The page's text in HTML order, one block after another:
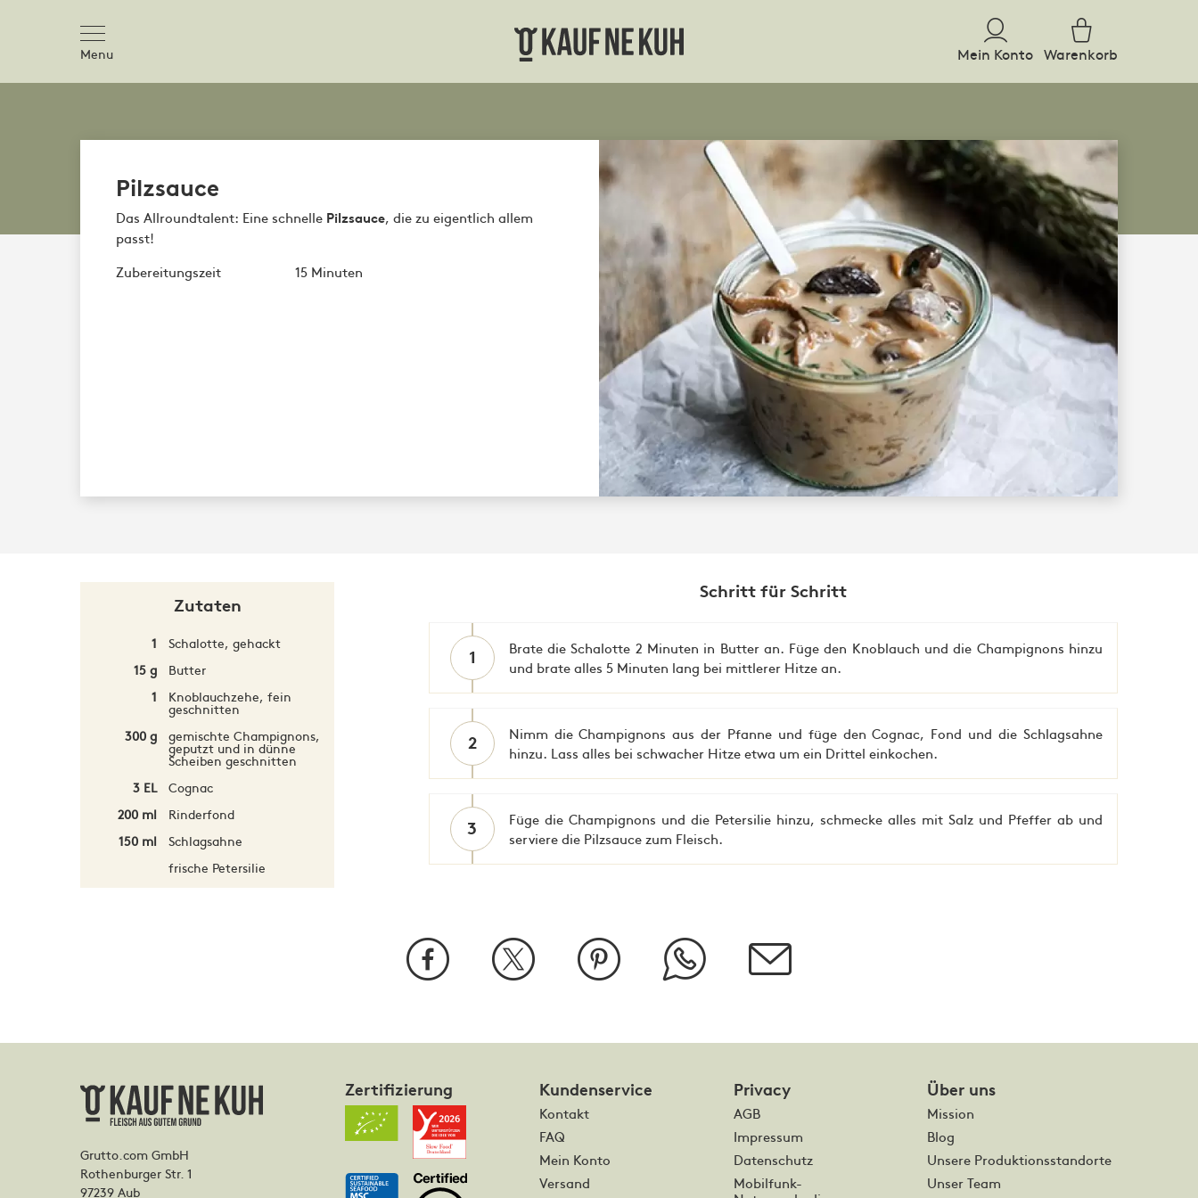
Menu Mein Konto Warenkorb
Pilzsauce
Das Allroundtalent: Eine schnelle Pilzsauce, die zu eigentlich allem
passt!
Zubereitungszeit
15 Minuten
Zutaten
1
Schalotte, gehackt
15 g
Butter
1
Knoblauchzehe, fein
geschnitten
300 g
gemischte Champignons,
geputzt und in dünne
Scheiben geschnitten
3 EL
Cognac
200 ml
Rinderfond
150 ml
Schlagsahne
frische Petersilie
Schritt für Schritt
1
Brate die Schalotte 2 Minuten in Butter an. Füge den Knoblauch und die Champignons hinzu
und brate alles 5 Minuten lang bei mittlerer Hitze an.
2
Nimm die Champignons aus der Pfanne und füge den Cognac, Fond und die Schlagsahne
hinzu. Lass alles bei schwacher Hitze etwa um ein Drittel einkochen.
3
Füge die Champignons und die Petersilie hinzu, schmecke alles mit Salz und Pfeffer ab und
serviere die Pilzsauce zum Fleisch.
Grutto.com GmbH
Rothenburger Str. 1
97239 Aub
Zertifizierung
Kundenservice
Kontakt
FAQ
Mein Konto
Versand
Privacy
AGB
Impressum
Datenschutz
Mobilfunk-
Über uns
Mission
Blog
Unsere Produktionsstandorte
Unser Team